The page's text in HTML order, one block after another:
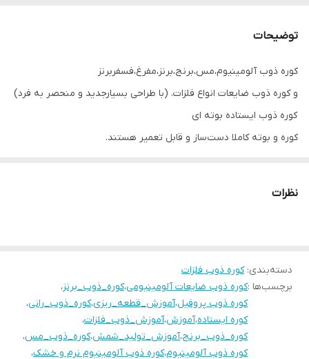
توضیحات
کوره ذوب آلومینیوم،مس،برنج،برنز،مفرغ،فسفربرنز
و کوره ذوب ضایعات انواع فلزات. (با طراحی بسیارجدید و منحصر به فرد)
کوره ذوب ایستاده بوته ای
کوره و بوته کاملا دست‌ساز و قابل تعمیر هستند.
بوته با مواد درجه یک ساخته شده و داخل کوره نصب شده است، عمر
با انواع سوخت مصرفی کار میکند.
این کوره از همه لحاظ فوق العاده مقرون بصرفه است.
در صورت خرید کوره آموزش ذوب صفرتاصد ارائه می‌شود.
سفارش ساخت از سراسر کشور پذیرفته میشود.
نظرات
دسته‌بندی:کوره ذوب فلزات
برچسب‌ها :کوره ذوب ضایعات آلومینیومی،کوره_ذوب_برنز،
کوره ذوب پروفیل،آموزش_قطعه_ریزی،کوره_ذوب_رانی،
کوره ایستاده،آموزش،آموزش_ذوب_فلزات،
کوره_ذوب_برنج،آموزش_تولید_شمش،کوره_ذوب_مس،
کوره ذوب آلومینیوم،کوره ذوب آلومینیوم نرم و خشک،